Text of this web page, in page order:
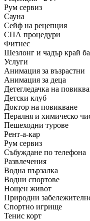
Рум сервиз
Сауна
Сейф на рецепция
СПА процедури
Фитнес
Шезлонг и чадър край
Услуги
Анимация за възрастни
Анимация за деца
Детегледачка на
Детски клуб
Доктор на повикване
Пералня и химическо
Пешеходни турове
Рент-а-кар
Рум сервиз
Събуждане по телефона
Развлечения
Водна пързалка
Водни спортове
Нощен живот
Природни
Спортно игрище
Тенис корт